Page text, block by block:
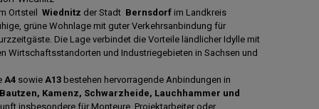
Ortsteil Wiednitz der Stadt Bernsdorf im Landkreis
grüne Wohnlage mit guter Verkehrsanbindung für
Die Lage verbindet die Vorteile ländlicher Idylle mit
Wirtschaftsstandorten und Industriegebieten in Sachsen und
A4 sowie A13 bestehen hervorragende Anbindungen in
Kamenz, Schwarzheide, Lauchhammer und
insbesondere für Monteure, Projektarbeiter oder